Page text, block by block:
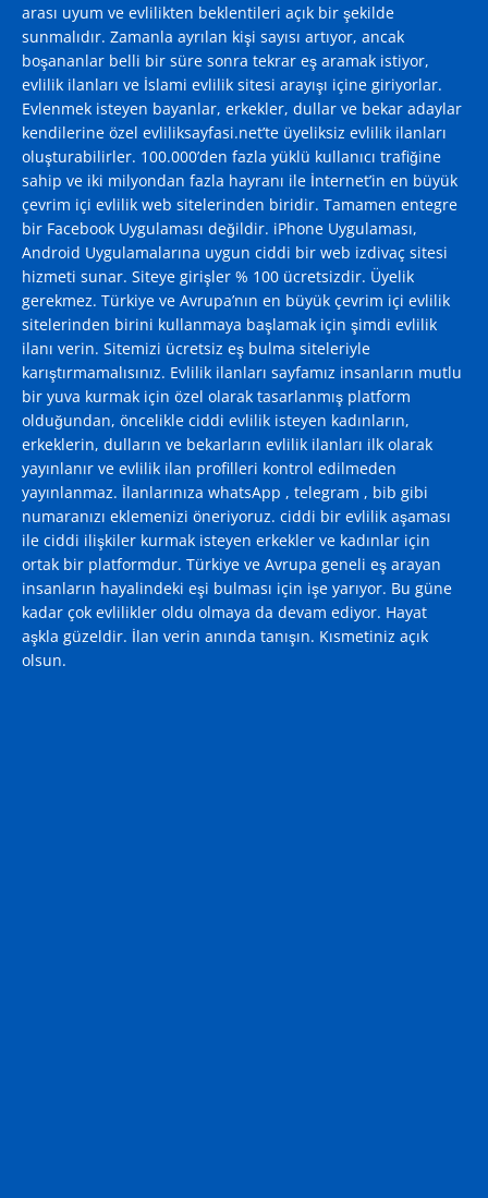
arası uyum ve evlilikten beklentileri açık bir şekilde
sunmalıdır. Zamanla ayrılan kişi sayısı artıyor, ancak
boşananlar belli bir süre sonra tekrar eş aramak istiyor,
evlilik ilanları ve İslami evlilik sitesi arayışı içine giriyorlar.
Evlenmek isteyen bayanlar, erkekler, dullar ve bekar adaylar
kendilerine özel evliliksayfasi.net’te üyeliksiz evlilik ilanları
oluşturabilirler. 100.000’den fazla yüklü kullanıcı trafiğine
sahip ve iki milyondan fazla hayranı ile İnternet’in en büyük
çevrim içi evlilik web sitelerinden biridir. Tamamen entegre
bir Facebook Uygulaması değildir. iPhone Uygulaması,
Android Uygulamalarına uygun ciddi bir web izdivaç sitesi
hizmeti sunar. Siteye girişler % 100 ücretsizdir. Üyelik
gerekmez. Türkiye ve Avrupa’nın en büyük çevrim içi evlilik
sitelerinden birini kullanmaya başlamak için şimdi evlilik
ilanı verin. Sitemizi ücretsiz eş bulma siteleriyle
karıştırmamalısınız. Evlilik ilanları sayfamız insanların mutlu
bir yuva kurmak için özel olarak tasarlanmış platform
olduğundan, öncelikle ciddi evlilik isteyen kadınların,
erkeklerin, dulların ve bekarların evlilik ilanları ilk olarak
yayınlanır ve evlilik ilan profilleri kontrol edilmeden
yayınlanmaz. İlanlarınıza whatsApp , telegram , bib gibi
numaranızı eklemenizi öneriyoruz. ciddi bir evlilik aşaması
ile ciddi ilişkiler kurmak isteyen erkekler ve kadınlar için
ortak bir platformdur. Türkiye ve Avrupa geneli eş arayan
insanların hayalindeki eşi bulması için işe yarıyor. Bu güne
kadar çok evlilikler oldu olmaya da devam ediyor. Hayat
aşkla güzeldir. İlan verin anında tanışın. Kısmetiniz açık
olsun.